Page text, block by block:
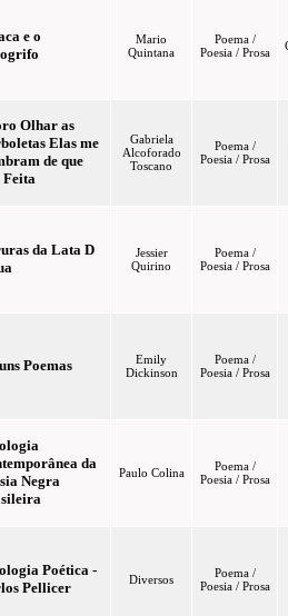
e o
Mario
Quintana
Poema /
Poesia / Prosa
Olhar as
Elas me
de que
Feita
Gabriela
Alcoforado
Toscano
Poema /
Poesia / Prosa
da Lata D
Jessier
Quirino
Poema /
Poesia / Prosa
Poemas
Emily
Dickinson
Poema /
Poesia / Prosa
da
Negra
Paulo Colina
Poema /
Poesia / Prosa
Poética -
Pellicer
Diversos
Poema /
Poesia / Prosa